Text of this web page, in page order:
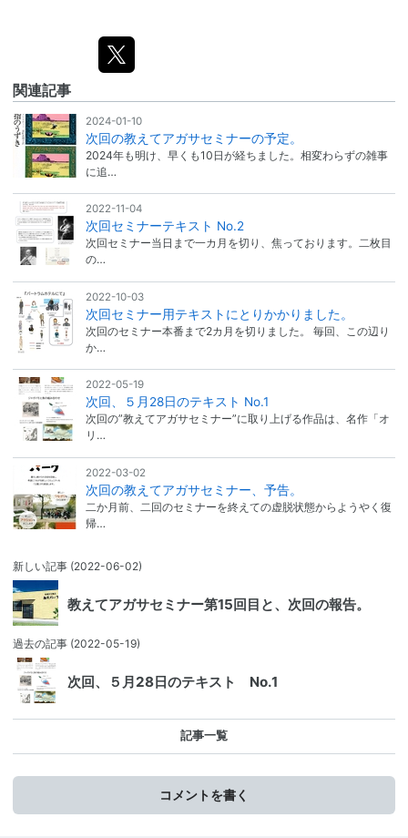
関連記事
2024-01-10
次回の教えてアガサセミナーの予定。
2024年も明け、早くも10日が経ちました。相変わらずの雑事
に追…
2022-11-04
次回セミナーテキスト No.2
次回セミナー当日まで一カ月を切り、焦っております。二枚目
の…
2022-10-03
次回セミナー用テキストにとりかかりました。
次回のセミナー本番まで2カ月を切りました。 毎回、この辺り
か…
2022-05-19
次回、５月28日のテキスト No.1
次回の”教えてアガサセミナー”に取り上げる作品は、名作「オ
リ…
2022-03-02
次回の教えてアガサセミナー、予告。
二か月前、二回のセミナーを終えての虚脱状態からようやく復
帰…
新しい記事 (2022-06-02)
教えてアガサセミナー第15回目と、次回の報告。
過去の記事 (2022-05-19)
次回、５月28日のテキスト No.1
記事一覧
コメントを書く